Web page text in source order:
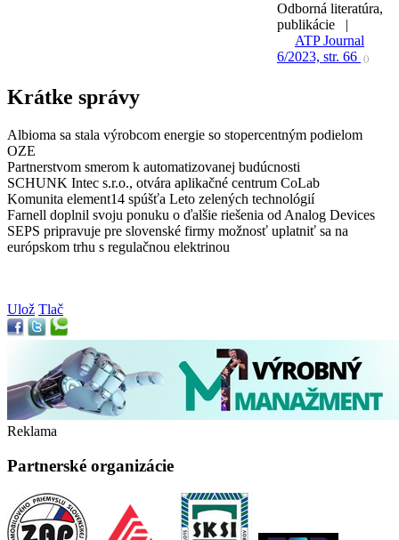
Odborná literatúra,
publikácie |
ATP Journal
6/2023, str. 66
()
Krátke správy
Albioma sa stala výrobcom energie so stopercentným podielom
OZE
Partnerstvom smerom k automatizovanej budúcnosti
SCHUNK Intec s.r.o., otvára aplikačné centrum CoLab
Komunita element14 spúšťa Leto zelených technológií
Farnell doplnil svoju ponuku o ďalšie riešenia od Analog Devices
SEPS pripravuje pre slovenské firmy možnosť uplatniť sa na
európskom trhu s regulačnou elektrinou
Ulož Tlač
Reklama
Partnerské organizácie